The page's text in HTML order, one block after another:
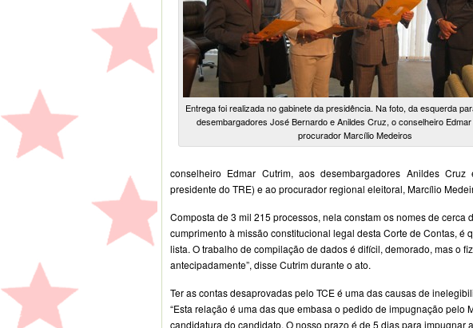
Entrega foi realizada no gabinete da presidência. Na foto, da esquerda
desembargadores José Bernardo e Anildes Cruz, o conselheiro
procurador Marcílio Medeiros
conselheiro Edmar Cutrim, aos desembargadores Anildes
presidente do TRE) e ao procurador regional eleitoral, Marcílio
Composta de 3 mil 215 processos, nela constam os nomes de cerca
cumprimento à missão constitucional legal desta Corte de Contas, é
lista. O trabalho de compilação de dados é difícil, demorado, mas o
antecipadamente”, disse Cutrim durante o ato.
Ter as contas desaprovadas pelo TCE é uma das causas de
“Esta relação é uma das que embasa o pedido de impugnação pelo
candidatura do candidato. O nosso prazo é de 5 dias para impugnar